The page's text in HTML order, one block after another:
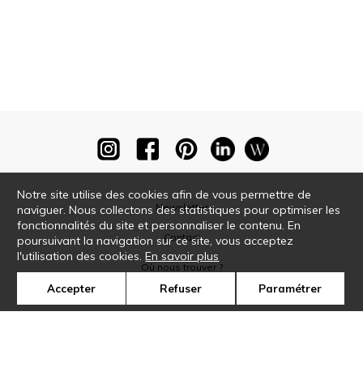
Newsletter
Contact
Où nous trouver ?
Notre site utilise des cookies afin de vous permettre de
naviguer. Nous collectons des statistiques pour optimiser les
fonctionnalités du site et personnaliser le contenu. En
poursuivant la navigation sur ce site, vous acceptez
l'utilisation des cookies.En savoir plus
Accepter Refuser Paramétrer